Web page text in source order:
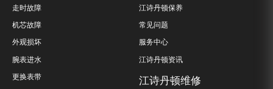
走时故障
机芯故障
外观损坏
腕表进水
更换表带
江诗丹顿保养
常见问题
服务中心
江诗丹顿资讯
江诗丹顿维修